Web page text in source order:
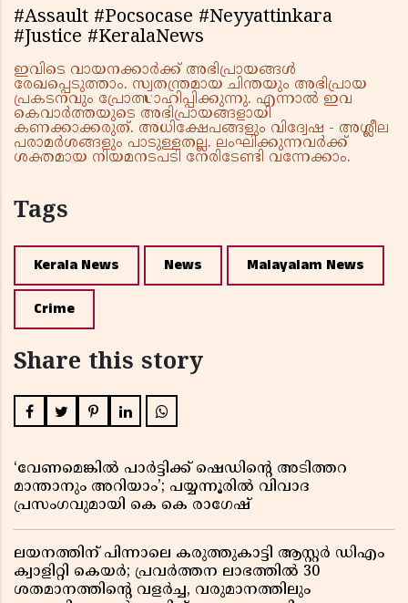
#Assault #Pocsocase #Neyyattinkara
#Justice #KeralaNews
ഇവിടെ വായനക്കാർക്ക് അഭിപ്രായങ്ങൾ
രേഖപ്പെടുത്താം. സ്വതന്ത്രമായ ചിന്തയും അഭിപ്രായ
പ്രകടനവും പ്രോത്സാഹിപ്പിക്കുന്നു. എന്നാൽ ഇവ
കെവാർത്തയുടെ അഭിപ്രായങ്ങളായി
കണക്കാക്കരുത്. അധിക്ഷേപങ്ങളും വിദ്വേഷ - അശ്ലീല
പരാമർശങ്ങളും പാടുള്ളതല്ല. ലംഘിക്കുന്നവർക്ക്
ശക്തമായ നിയമനടപടി നേരിടേണ്ടി വന്നേക്കാം.
Tags
Kerala News News Malayalam News
Crime
Share this story
‘വേണമെങ്കിൽ പാർട്ടിക്ക് ഷെഡിൻ്റെ അടിത്തറ
മാന്താനും അറിയാം’; പയ്യന്നൂരിൽ വിവാദ
പ്രസംഗവുമായി കെ കെ രാഗേഷ്
ലയനത്തിന് പിന്നാലെ കരുത്തുകാട്ടി ആസ്റ്റർ ഡിഎം
ക്വാളിറ്റി കെയർ; പ്രവർത്തന ലാഭത്തിൽ 30
ശതമാനത്തിൻ്റെ വളർച്ച, വരുമാനത്തിലും